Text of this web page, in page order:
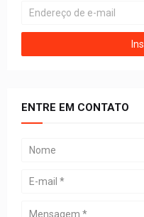
ENTRE EM CONTATO